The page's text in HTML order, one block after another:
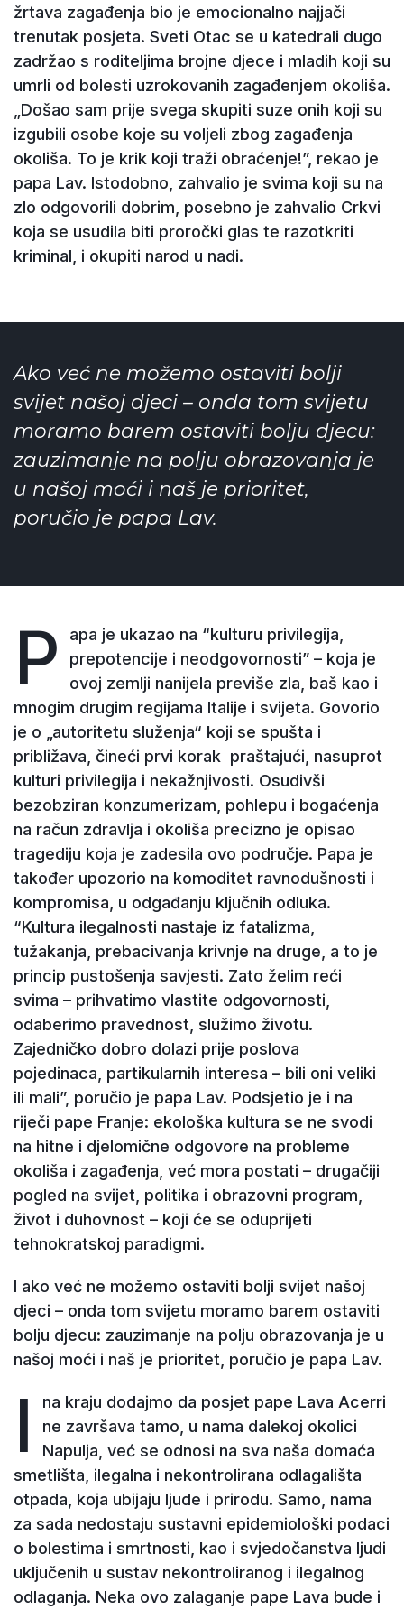
žrtava zagađenja bio je emocionalno najjači
trenutak posjeta. Sveti Otac se u katedrali dugo
zadržao s roditeljima brojne djece i mladih koji su
umrli od bolesti uzrokovanih zagađenjem okoliša.
„Došao sam prije svega skupiti suze onih koji su
izgubili osobe koje su voljeli zbog zagađenja
okoliša. To je krik koji traži obraćenje!”, rekao je
papa Lav. Istodobno, zahvalio je svima koji su na
zlo odgovorili dobrim, posebno je zahvalio Crkvi
koja se usudila biti proročki glas te razotkriti
kriminal, i okupiti narod u nadi.
Ako već ne možemo ostaviti bolji
svijet našoj djeci – onda tom svijetu
moramo barem ostaviti bolju djecu:
zauzimanje na polju obrazovanja je
u našoj moći i naš je prioritet,
poručio je papa Lav.
P
apa je ukazao na “kulturu privilegija,
prepotencije i neodgovornosti” – koja je
ovoj zemlji nanijela previše zla, baš kao i
mnogim drugim regijama Italije i svijeta. Govorio
je o „autoritetu služenja“ koji se spušta i
približava, čineći prvi korak praštajući, nasuprot
kulturi privilegija i nekažnjivosti. Osudivši
bezobziran konzumerizam, pohlepu i bogaćenja
na račun zdravlja i okoliša precizno je opisao
tragediju koja je zadesila ovo područje. Papa je
također upozorio na komoditet ravnodušnosti i
kompromisa, u odgađanju ključnih odluka.
“Kultura ilegalnosti nastaje iz fatalizma,
tužakanja, prebacivanja krivnje na druge, a to je
princip pustošenja savjesti. Zato želim reći
svima – prihvatimo vlastite odgovornosti,
odaberimo pravednost, služimo životu.
Zajedničko dobro dolazi prije poslova
pojedinaca, partikularnih interesa – bili oni veliki
ili mali”, poručio je papa Lav. Podsjetio je i na
riječi pape Franje: ekološka kultura se ne svodi
na hitne i djelomične odgovore na probleme
okoliša i zagađenja, već mora postati – drugačiji
pogled na svijet, politika i obrazovni program,
život i duhovnost – koji će se oduprijeti
tehnokratskoj paradigmi.
I ako već ne možemo ostaviti bolji svijet našoj
djeci – onda tom svijetu moramo barem ostaviti
bolju djecu: zauzimanje na polju obrazovanja je u
našoj moći i naš je prioritet, poručio je papa Lav.
I
na kraju dodajmo da posjet pape Lava Acerri
ne završava tamo, u nama dalekoj okolici
Napulja, već se odnosi na sva naša domaća
smetlišta, ilegalna i nekontrolirana odlagališta
otpada, koja ubijaju ljude i prirodu. Samo, nama
za sada nedostaju sustavni epidemiološki podaci
o bolestima i smrtnosti, kao i svjedočanstva ljudi
uključenih u sustav nekontroliranog i ilegalnog
odlaganja. Neka ovo zalaganje pape Lava bude i